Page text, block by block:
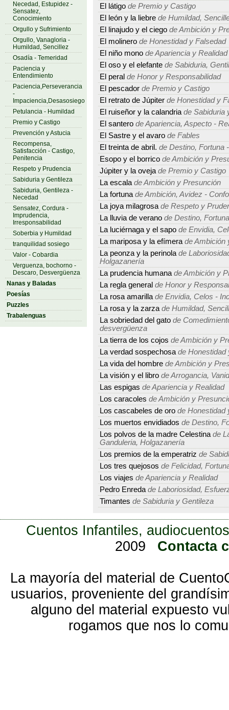
Necedad, Estupidez -
Sensatez,
Conocimiento
Orgullo y Sufrimiento
Orgullo, Vanagloria -
Humildad, Sencillez
Osadía - Temeridad
Paciencia y
Entendimiento
Paciencia,Perseverancia
-
Impaciencia,Desasosiego
Petulancia - Humildad
Premio y Castigo
Prevención y Astucia
Recompensa,
Satisfacción - Castigo,
Penitencia
Respeto y Prudencia
Sabiduria y Gentileza
Sabiduria, Gentileza -
Necedad
Sensatez, Cordura -
Imprudencia,
Irresponsabilidad
Soberbia y Humildad
tranquilidad sosiego
Valor - Cobardia
Verguenza, bochorno -
Descaro, Desvergüenza
Nanas y Baladas
Poesías
Puzzles
Trabalenguas
El látigo de Premio y Castigo
El león y la liebre de Humildad,
El linajudo y el ciego de Ambición y
El molinero de Honestidad y Falsedad
El niño mono de Apariencia y Realidad
El oso y el elefante de Sabiduria,
El peral de Honor y Responsabilidad
El pescador de Premio y Castigo
El retrato de Júpiter de Honestidad y
El ruiseñor y la calandria de Sabiduria
El santero de Apariencia, Aspecto -
El Sastre y el avaro de Fables
El treinta de abril. de Destino, Fortuna
Esopo y el borrico de Ambición y
Júpiter y la oveja de Premio y Castigo
La escala de Ambición y Presunción
La fortuna de Ambición, Avidez -
La joya milagrosa de Respeto y
La lluvia de verano de Destino,
La luciérnaga y el sapo de Envidia,
La mariposa y la efímera de Ambición
La peonza y la perinola de
Holgazanería
La prudencia humana de Ambición y
La regla general de Honor y
La rosa amarilla de Envidia, Celos -
La rosa y la zarza de Humildad,
La sobriedad del gato de
desvergüenza
La tierra de los cojos de Ambición y
La verdad sospechosa de Honestidad
La vida del hombre de Ambición y
La visión y el libro de Arrogancia,
Las espigas de Apariencia y Realidad
Los caracoles de Ambición y
Los cascabeles de oro de Honestidad
Los muertos envidiados de Destino,
Los polvos de la madre Celestina de
Ganduleria, Holgazanería
Los premios de la emperatriz de
Los tres quejosos de Felicidad,
Los viajes de Apariencia y Realidad
Pedro Enreda de Laboriosidad,
Timantes de Sabiduria y Gentileza
Cuentos Infantiles,
2009
Contacta
La mayoría del material de
usuarios, proveniente del
alguno del material expuesto
rogamos que nos lo